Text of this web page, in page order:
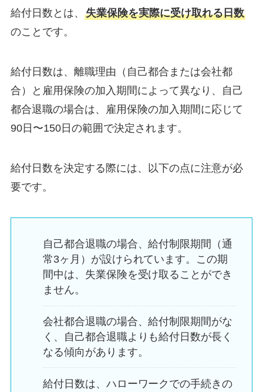
給付日数とは、 失業保険を実際に受け取れる日数
のことです。
給付日数は、離職理由（自己都合または会社都
合）と雇用保険の加入期間によって異なり、自己
都合退職の場合は、雇用保険の加入期間に応じて
90日〜150日の範囲で決定されます。
給付日数を決定する際には、以下の点に注意が必
要です。
自己都合退職の場合、給付制限期間（通
常3ヶ月）が設けられています。この期
間中は、失業保険を受け取ることができ
ません。
会社都合退職の場合、給付制限期間がな
く、自己都合退職よりも給付日数が長く
なる傾向があります。
給付日数は、ハローワークでの手続きの